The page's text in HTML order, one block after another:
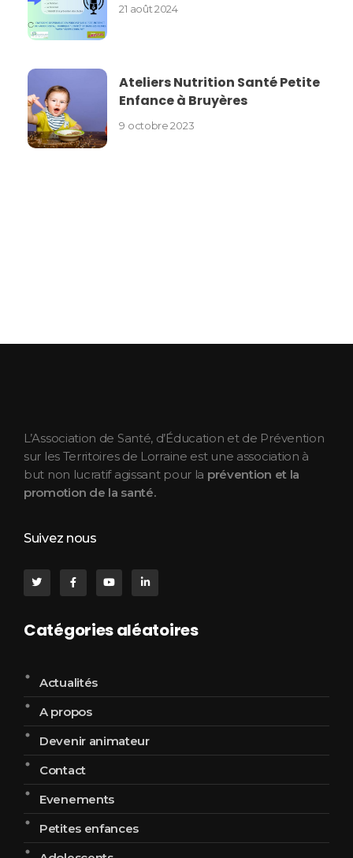
21 août 2024
Ateliers Nutrition Santé Petite
Enfance à Bruyères
9 octobre 2023
L’Association de Santé, d’Éducation et de Prévention
sur les Territoires de Lorraine est une association à
but non lucratif agissant pour la prévention et la
promotion de la santé.
Suivez nous
Catégories aléatoires
Actualités
A propos
Devenir animateur
Contact
Evenements
Petites enfances